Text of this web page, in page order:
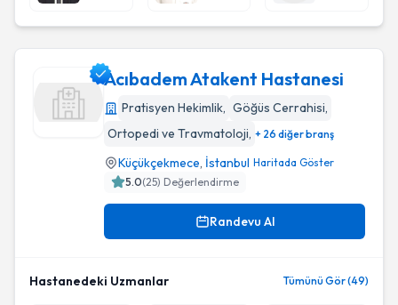
Acıbadem Atakent Hastanesi
Pratisyen Hekimlik, Göğüs Cerrahisi,
Ortopedi ve Travmatoloji, + 26 diğer branş
Küçükçekmece, İstanbul Haritada Göster
5.0(25) Değerlendirme
Randevu Al
Hastanedeki Uzmanlar Tümünü Gör (49)